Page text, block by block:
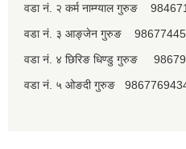
वडा नं. २ कर्म नाम्ग्याल गुरुङ
वडा नं. ३ आङ्जेन गुरुङ
वडा नं. ४ छिरिङ धिण्डु गुरुङ
वडा नं. ५ ओङदी गुरुङ